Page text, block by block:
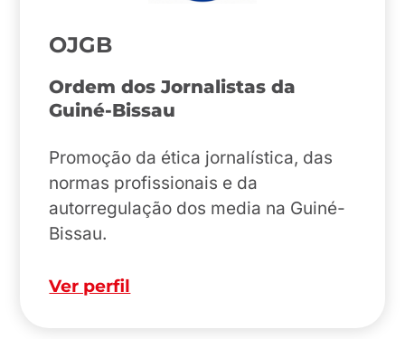
OJGB
Ordem dos Jornalistas da
Guiné-Bissau
Promoção da ética jornalística, das
normas profissionais e da
autorregulação dos media na Guiné-
Bissau.
Ver perfil